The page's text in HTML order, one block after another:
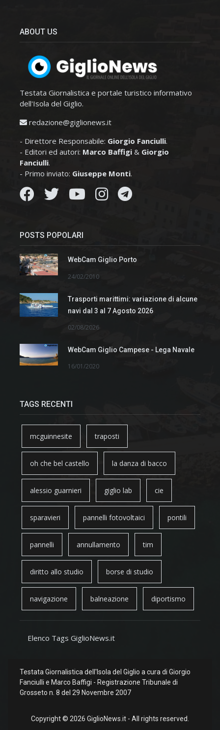
ABOUT US
Testata Giornalistica e portale turistico informativo
dell'Isola del Giglio.
redazione@giglionews.it
- Direttore Responsabile: Giorgio Fanciulli.
- Editori ed autori: Marco Baffigi & Giorgio
Fanciulli.
- Primo inviato: Giuseppe Monti.
POSTS POPOLARI
WebCam Giglio Porto
24/02/2010
Trasporti marittimi: variazione di alcune
navi dal 3 al 7 Agosto 2026
02/08/2026
WebCam Giglio Campese - Lega Navale
16/01/2020
TAGS RECENTI
mcguinnesite traposti
oh che bel castello la danza di bacco
alessio guarnieri giglio lab cie
sparavieri pannelli fotovoltaici pontili
pannelli annullamento tim
diritto allo studio borse di studio
navigazione balneazione diportismo
Elenco Tags GiglioNews.it
Testata Giornalistica dell'Isola del Giglio a cura di Giorgio
Fanciulli e Marco Baffigi - Registrazione Tribunale di
Grosseto n. 8 del 29 Novembre 2007
Copyright © 2026 GiglioNews.it - All rights reserved.